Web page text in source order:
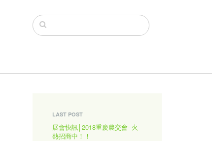
LAST POST
展會快訊│2018重慶農交會--火
熱招商中！！